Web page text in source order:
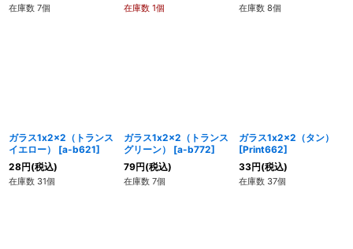
在庫数 7個 在庫数 1個 在庫数 8個
ガラス1x2x2（トランス
イエロー）
[a-b621]
28円(税込)
在庫数 31個
ガラス1x2x2（トランス
グリーン）
[a-b772]
79円(税込)
在庫数 7個
ガラス1x2x2（タン）
[Print662]
33円(税込)
在庫数 37個